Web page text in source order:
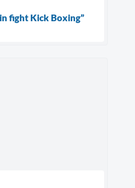
fight Kick Boxing”